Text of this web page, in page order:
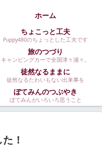
ホーム
ちょこっと工夫
Puppy480のちょっとした工夫です
旅のつづり
キャンピングカーで全国津々浦々。
徒然なるままに
徒然なるたわいもない出来事を
ぼてみんのつぶやき
ぼてみんがいろいろ思うこと
！